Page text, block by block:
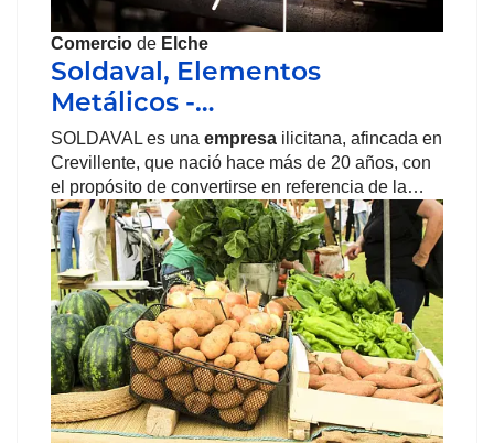
Comercio de Elche
Soldaval, Elementos
Metálicos -…
SOLDAVAL es una empresa ilicitana, afincada en
Crevillente, que nació hace más de 20 años, con
el propósito de convertirse en referencia de la…